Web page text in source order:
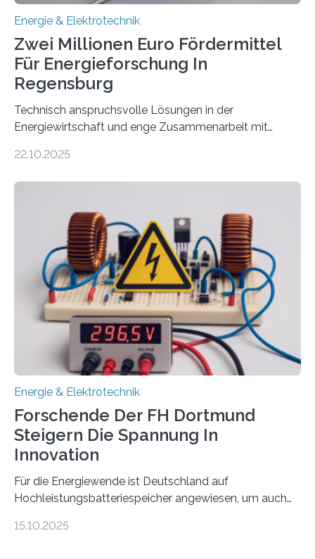
Energie & Elektrotechnik
Zwei Millionen Euro Fördermittel
Für Energieforschung In
Regensburg
Technisch anspruchsvolle Lösungen in der
Energiewirtschaft und enge Zusammenarbeit mit
neuen EU-geförderten Transfer-Projekte zu
Energietechnologien werden vom Europäischen
Sozialfonds Plus (ESF+) gefördert – mit einer
Gesamtsumme von mehr als zwei Millionen Euro.
Damit zählt die Hochschule zu den großen
Gewinnerinnen der aktuellen Förderrunde des
Bayerischen Wissenschaftsministeriums. Im
Mittelpunkt steht der direkte Wissenstransfer: Neue
wissenschaftliche Erkenntnisse sollen rasch in die
22.10.2025
Energie & Elektrotechnik
Forschende Der FH Dortmund
Steigern Die Spannung In
Innovation
Für die Energiewende ist Deutschland auf
Hochleistungsbatteriespeicher angewiesen, um auch
Doch mit der immensen Zahl einzelner Batteriezellen,
15.10.2025